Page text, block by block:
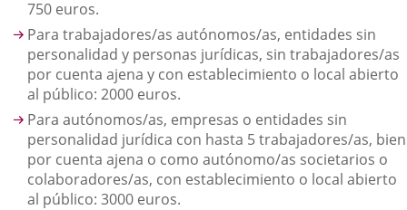
750 euros.
Para trabajadores/as autónomos/as, entidades sin
personalidad y personas jurídicas, sin trabajadores/as
por cuenta ajena y con establecimiento o local abierto
al público: 2000 euros.
Para autónomos/as, empresas o entidades sin
personalidad jurídica con hasta 5 trabajadores/as, bien
por cuenta ajena o como autónomo/as societarios o
colaboradores/as, con establecimiento o local abierto
al público: 3000 euros.